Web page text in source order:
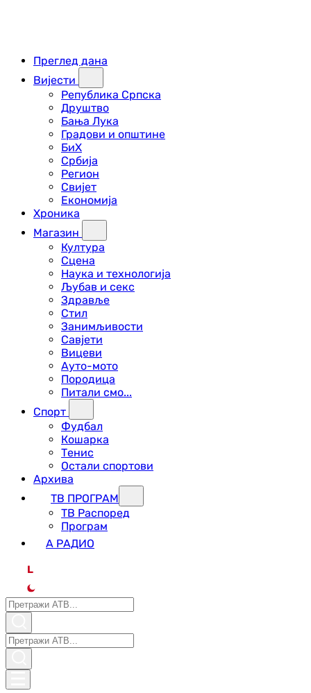
Преглед дана
Вијести
Република Српска
Друштво
Бања Лука
Градови и општине
БиХ
Србија
Регион
Свијет
Економија
Хроника
Магазин
Култура
Сцена
Наука и технологија
Љубав и секс
Здравље
Стил
Занимљивости
Савјети
Вицеви
Ауто-мото
Породица
Питали смо...
Спорт
Фудбал
Кошарка
Тенис
Остали спортови
Архива
ТВ ПРОГРАМ
ТВ Распоред
Програм
А РАДИО
L